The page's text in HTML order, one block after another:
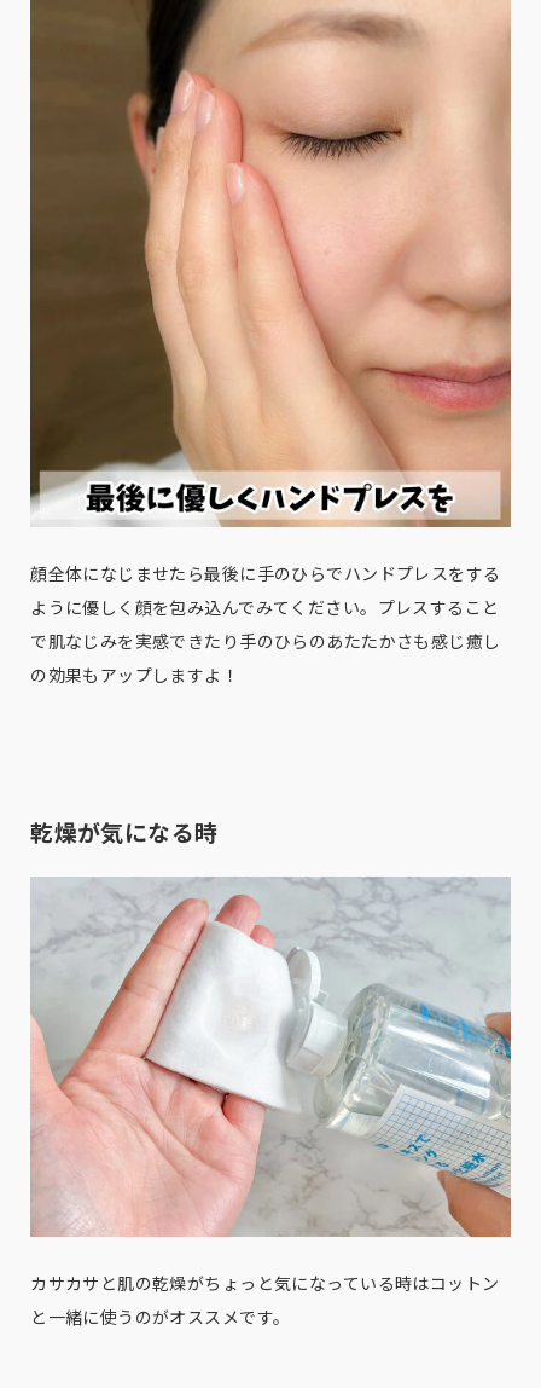
顔全体になじませたら最後に手のひらでハンドプレスをする
ように優しく顔を包み込んでみてください。プレスすること
で肌なじみを実感できたり手のひらのあたたかさも感じ癒し
の効果もアップしますよ！
乾燥が気になる時
カサカサと肌の乾燥がちょっと気になっている時はコットン
と一緒に使うのがオススメです。